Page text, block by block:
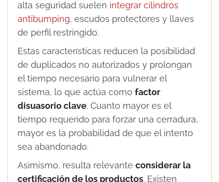
alta seguridad suelen integrar cilindros
antibumping, escudos protectores y llaves
de perfil restringido.
Estas características reducen la posibilidad
de duplicados no autorizados y prolongan
el tiempo necesario para vulnerar el
sistema, lo que actúa como factor
disuasorio clave. Cuanto mayor es el
tiempo requerido para forzar una cerradura,
mayor es la probabilidad de que el intento
sea abandonado.
Asimismo, resulta relevante considerar la
certificación de los productos. Existen